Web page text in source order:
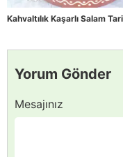
Kahvaltılık Kaşarlı Salam
Yorum Gönder
Mesajınız